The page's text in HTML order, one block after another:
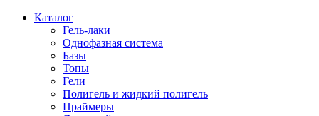
Каталог
Гель-лаки
Однофазная система
Базы
Топы
Гели
Полигель и жидкий полигель
Праймеры